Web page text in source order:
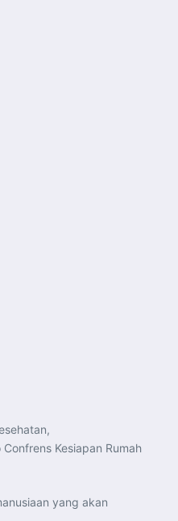
Kesiapan Rumah
yang akan